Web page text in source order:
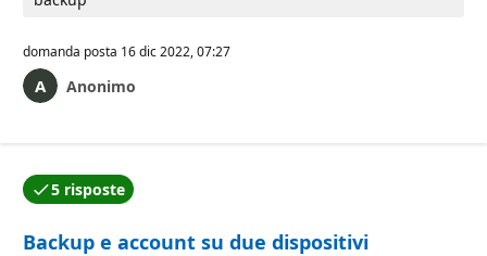
domanda posta 16 dic 2022, 07:27
Anonimo
5 risposte
Una delle risposte è stata accettata dall'autore della
Backup e account su due dispositivi